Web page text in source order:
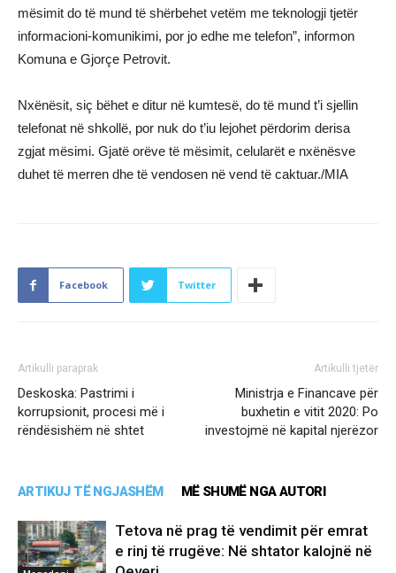
mësimit do të mund të shërbehet vetëm me teknologji tjetër
informacioni-komunikimi, por jo edhe me telefon”, informon
Komuna e Gjorçe Petrovit.
Nxënësit, siç bëhet e ditur në kumtesë, do të mund t’i sjellin
telefonat në shkollë, por nuk do t’iu lejohet përdorim derisa
zgjat mësimi. Gjatë orëve të mësimit, celularët e nxënësve
duhet të merren dhe të vendosen në vend të caktuar./MIA
Facebook Twitter
Artikulli paraprak
Deskoska: Pastrimi i
korrupsionit, procesi më i
rëndësishëm në shtet
Artikulli tjetër
Ministrja e Financave për
buxhetin e vitit 2020: Po
investojmë në kapital njerëzor
ARTIKUJ TË NGJASHËM MË SHUMË NGA AUTORI
Tetova në prag të vendimit për emrat
e rinj të rrugëve: Në shtator kalojnë në